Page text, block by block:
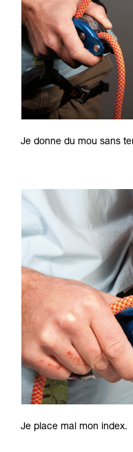
Je donne du mou sans
Je place mal mon index.